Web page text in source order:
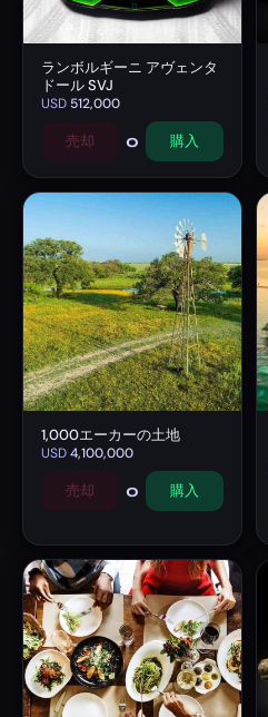
ランボルギーニ アヴェンタ
ドール SVJ
USD 512,000
売却 0 購入
1,000エーカーの土地
USD4,100,000
売却 0 購入